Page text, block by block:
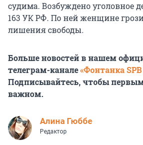
судима. Возбуждено уголовное
163 УК РФ. По ней женщине
лишения свободы.
Больше новостей в нашем
телеграм-канале«Фонтанка
Подписывайтесь, чтобы
важном.
Алина Гюббе
Редактор